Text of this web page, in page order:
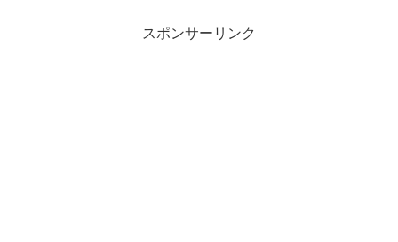
スポンサーリンク